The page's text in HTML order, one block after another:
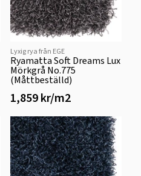
Lyxig rya från EGE
Ryamatta Soft Dreams Lux
Mörkgrå No.775
(Måttbeställd)
1,859 kr/m2